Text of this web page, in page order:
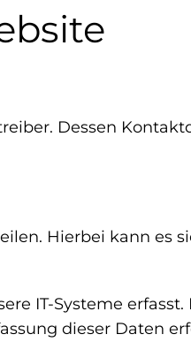
Dessen
Hierbei kann es
IT-Systeme
dieser Daten